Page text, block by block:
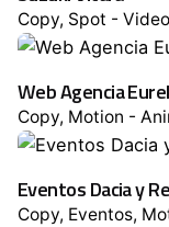
Copy Spot - Video
Web Agencia
Copy Motion -
Eventos Dacia y
Copy Eventos